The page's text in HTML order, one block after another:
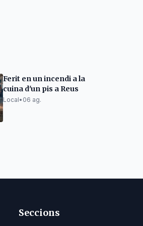
Ferit en un incendi a la
cuina d'un pis a Reus
Local• 06 ag.
Seccions